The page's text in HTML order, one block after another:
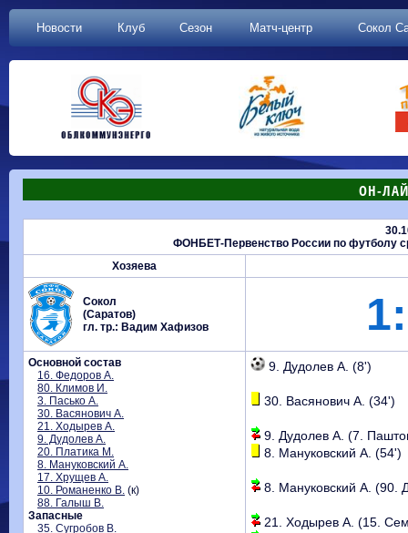
Новости Клуб Сезон Матч-центр Сокол
ОН-
ФОНБЕТ-Первенство России по футболу
Хозяева
Сокол
(Саратов)
гл. тр.: Вадим Хафизов
Основной состав
16. Федоров А.
80. Климов И.
3. Пасько А.
30. Васянович А.
21. Ходырев А.
9. Дудолев А.
20. Платика М.
8. Мануковский А.
17. Хрущев А.
10. Романенко В. (к)
88. Галыш В.
Запасные
35. Сугробов В.
9. Дудолев А. (8')
30. Васянович А. (34')
9. Дудолев А. (7.
8. Мануковский А. (54')
8. Мануковский А. (90.
21. Ходырев А. (15.